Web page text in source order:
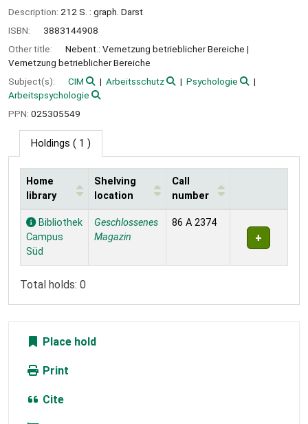
Description: 212 S. : graph. Darst
ISBN:
3883144908
Other title:
Nebent.: Vernetzung betrieblicher Bereiche
Vernetzung betrieblicher Bereiche
Subject(s):
CIM Arbeitsschutz
Psychologie
Arbeitspsychologie
PPN: 025305549
Holdings ( 1 )
Holdings
Home
library
Shelving
location
Call
number
Bibliothek
Campus
Süd
Geschlossenes
Magazin
86 A 2374
Total holds: 0
Place hold
Print
Cite